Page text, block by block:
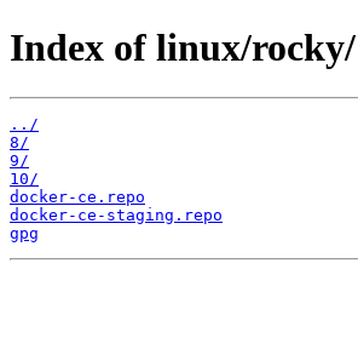
Index of linux/rocky/
../
8/
9/
10/
docker-ce.repo
docker-ce-staging.repo
gpg